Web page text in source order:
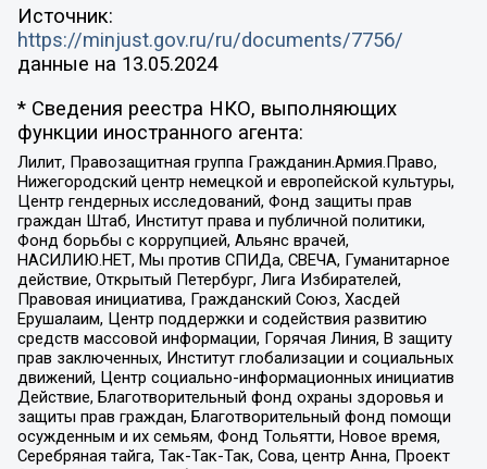
Источник:
https://minjust.gov.ru/ru/documents/7756/
данные на 13.05.2024
* Сведения реестра НКО, выполняющих
функции иностранного агента:
Лилит, Правозащитная группа Гражданин.Армия.Право,
Нижегородский центр немецкой и европейской культуры,
Центр гендерных исследований, Фонд защиты прав
граждан Штаб, Институт права и публичной политики,
Фонд борьбы с коррупцией, Альянс врачей,
НАСИЛИЮ.НЕТ, Мы против СПИДа, СВЕЧА, Гуманитарное
действие, Открытый Петербург, Лига Избирателей,
Правовая инициатива, Гражданский Союз, Хасдей
Ерушалаим, Центр поддержки и содействия развитию
средств массовой информации, Горячая Линия, В защиту
прав заключенных, Институт глобализации и социальных
движений, Центр социально-информационных инициатив
Действие, Благотворительный фонд охраны здоровья и
защиты прав граждан, Благотворительный фонд помощи
осужденным и их семьям, Фонд Тольятти, Новое время,
Серебряная тайга, Так-Так-Так, Сова, центр Анна, Проект